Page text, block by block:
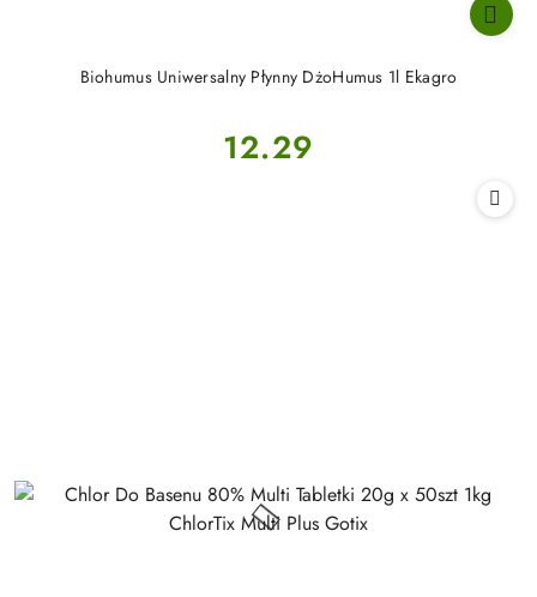
Biohumus Uniwersalny Płynny DżoHumus 1l Ekagro
Cena:
12.29